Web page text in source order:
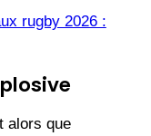
rugby 2026 :
alors que